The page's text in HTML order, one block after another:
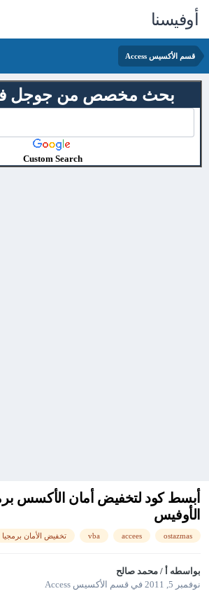
أوفيسنا
قسم الأكسيس Access
بحث مخصص من جوجل فى
Custom Search
أبسط كود لتخفيض أمان الأكسس
الأوفيس
ostazmas
accees
vba تخفيض الأمان برمجيا
بواسطه أ / محمد صالح
نوفمبر 5, 2011
في قسم الأكسيس Access